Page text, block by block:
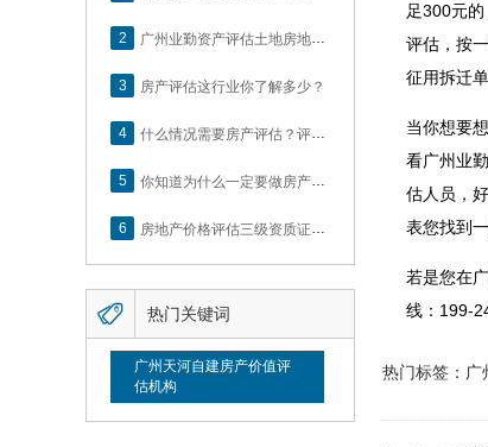
2 广州业勤资产评估土地房地产估价有限公司网站正式上线！
3 房产评估这行业你了解多少？
4 什么情况需要房产评估？评估流程是什么？
5 你知道为什么一定要做房产评估吗？随业勤小编来看看
6 房地产价格评估三级资质证书申办？你了解么？
 热门关键词
广州天河自建房产价值评
估机构
足300元
评估，按
征用拆迁
当你想要
看广州业
估人员，
表您找到
若是您在
线：199-
热门标签： 广